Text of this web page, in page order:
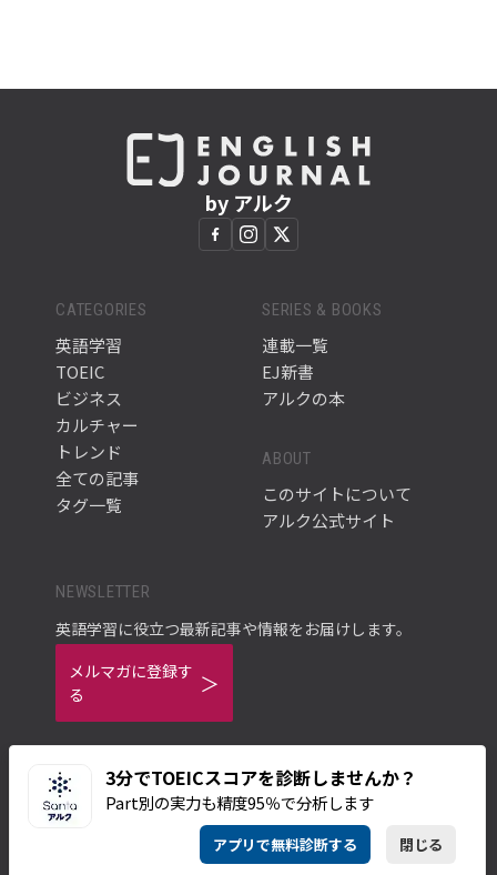
3分でTOEICスコアを診断しませんか？
Part別の実力も精度95％で分析します
アプリで無料診断する 閉じる
by アルク
CATEGORIES
英語学習
TOEIC
ビジネス
カルチャー
トレンド
全ての記事
タグ一覧
SERIES & BOOKS
連載一覧
EJ新書
アルクの本
ABOUT
このサイトについて
アルク公式サイト
NEWSLETTER
英語学習に役立つ最新記事や情報をお届けします。
メルマガに登録す
る
プライバシーポリシー